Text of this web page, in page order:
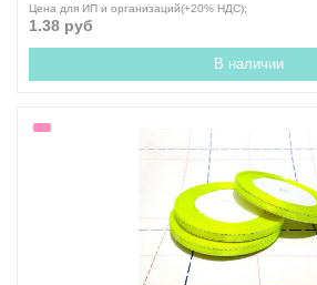
Цена для ИП и организаций(+20% НДС);
1.38 руб
В наличии